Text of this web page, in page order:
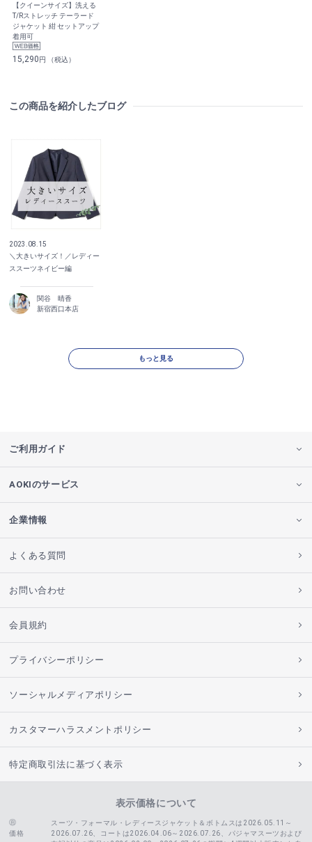
【クイーンサイズ】洗える
T/Rストレッチ テーラード
ジャケット 紺 セットアップ
着用可
15,290円 （税込）
この商品を紹介したブログ
2023.08.15
＼大きいサイズ！／レディー
ススーツネイビー編
関谷 晴香
新宿西口本店
もっと見る
ご利用ガイド
AOKIのサービス
企業情報
よくある質問
お問い合わせ
会員規約
プライバシーポリシー
ソーシャルメディアポリシー
カスタマーハラスメントポリシー
特定商取引法に基づく表示
表示価格について
価格
スーツ・フォーマル・レディースジャケット＆ボトムスは2026.05.11～
2026.07.26、コートは2026.04.06～2026.07.26、
パジャマスーツおよび